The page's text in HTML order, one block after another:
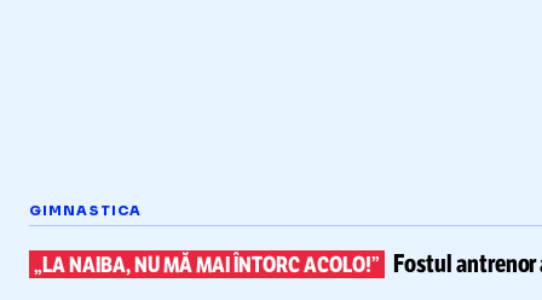
GIMNASTICA
„LA NAIBA, NU MĂ MAI ÎNTORC ACOLO!” Fostul